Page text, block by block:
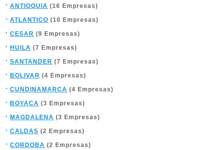
ANTIOQUIA (16 Empresas)
ATLANTICO (10 Empresas)
CESAR (9 Empresas)
HUILA (7 Empresas)
SANTANDER (7 Empresas)
BOLIVAR (4 Empresas)
CUNDINAMARCA (4 Empresas)
BOYACA (3 Empresas)
MAGDALENA (3 Empresas)
CALDAS (2 Empresas)
CORDOBA (2 Empresas)